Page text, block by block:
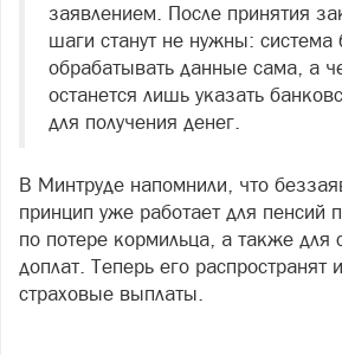
заявлением. После принятия
шаги станут не нужны: система
обрабатывать данные сама, а
останется лишь указать
для получения денег.
В Минтруде напомнили, что
принцип уже работает для пенсий
по потере кормильца, а также для
доплат. Теперь его распространят
страховые выплаты.